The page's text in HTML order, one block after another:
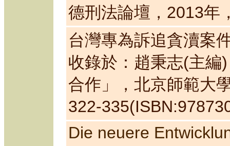
德刑法論壇 ， 2013年
台灣專為訴追貪瀆案
收錄於：趙秉志(主編
合作」，北京師範大
322-
Die neuere